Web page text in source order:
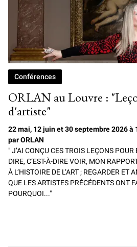
ORLAN au Louvre :
d'artiste"
Conférences
22 mai, 12 juin et 30 septembre 2026 à
par ORLAN
" J’AI CONÇU CES TROIS LEÇONS POUR
DIRE, C’EST-À-DIRE VOIR, MON
À L’HISTOIRE DE L’ART ; REGARDER ET
QUE LES ARTISTES PRÉCÉDENTS ONT
POURQUOI..."